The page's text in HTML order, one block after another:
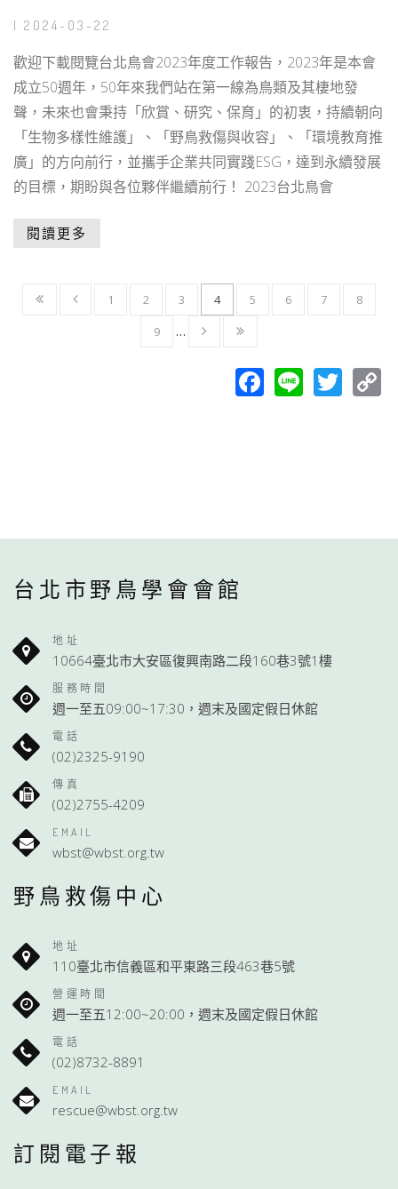
| 2024-03-22
歡迎下載閱覽台北鳥會2023年度工作報告，2023年是本會
成立50週年，50年來我們站在第一線為鳥類及其棲地發
聲，未來也會秉持「欣賞、研究、保育」的初衷，持續朝向
「生物多樣性維護」、「野鳥救傷與收容」、「環境教育推
廣」的方向前行，並攜手企業共同實踐ESG，達到永續發展
的目標，期盼與各位夥伴繼續前行！ 2023台北鳥會
閱讀更多
1 2 3 4 5 6 7
8
9
…
Facebook
Line
台北市野鳥學會會館
地址
10664臺北市大安區復興南路二段160巷3號1樓
服務時間
週一至五09:00~17:30，週末及國定假日休館
電話
(02)2325-9190
傳真
(02)2755-4209
EMAIL
wbst@wbst.org.tw
野鳥救傷中心
地址
110臺北市信義區和平東路三段463巷5號
營運時間
週一至五12:00~20:00，週末及國定假日休館
電話
(02)8732-8891
EMAIL
rescue@wbst.org.tw
訂閱電子報